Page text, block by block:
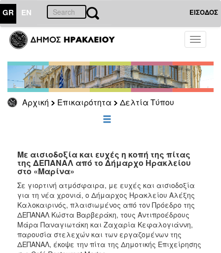
GR EN ΕΙΣΟΔΟΣ
Toggle
Αρχική Επικαιρότητα Δελτία Τύπου
ΕΠΙΚΑΙΡΟΤΗΤΑ
Τύπου
Αρχείο
ΕΠΙΣΚΕΠΤΗΣ
ΗΡΑΚΛΕΙΟ
Με αισιοδοξία και ευχές η κοπή της πίτας
της ΔΕΠΑΝΑΛ από το Δήμαρχο Ηρακλείου
στο «Μαρίνα»
Σε γιορτινή ατμόσφαιρα, με ευχές και αισιοδοξία
για τη νέα χρονιά, ο Δήμαρχος Ηρακλείου Αλέξης
Καλοκαιρινός, πλαισιωμένος από τον Πρόεδρο της
ΔΕΠΑΝΑΛ Κώστα Βαρβεράκη, τους Αντιπροέδρους
Μάρα Παναγιωτάκη και Ζαχαρία Κεφαλογιάννη,
παρουσία στελεχών και των εργαζομένων της
ΔΕΠΑΝΑΛ, έκοψε την πίτα της Δημοτικής Επιχείρησης